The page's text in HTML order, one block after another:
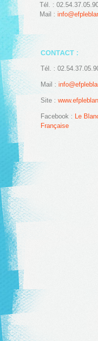
Tél. :
Mail :
CONTACT :
Tél. :
Mail :
Site :
Facebook : Le
Française